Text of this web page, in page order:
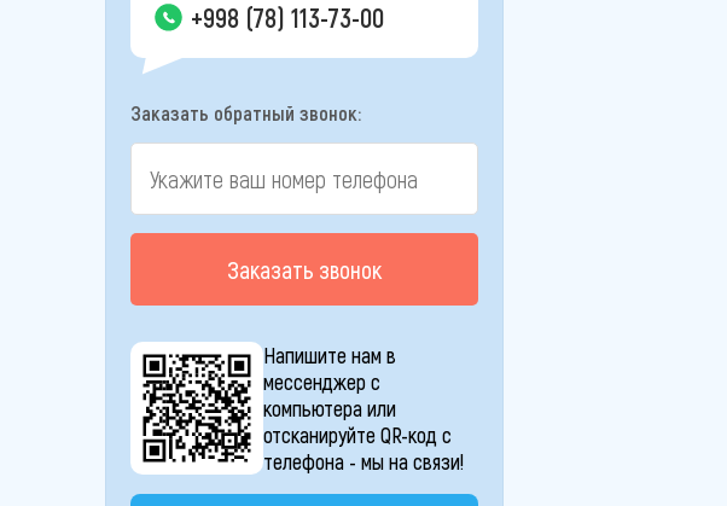
+998 (78) 113-73-00
Заказать обратный звонок:
Заказать звонок
Напишите нам в
мессенджер с
компьютера или
отсканируйте QR-код с
телефона - мы на связи!